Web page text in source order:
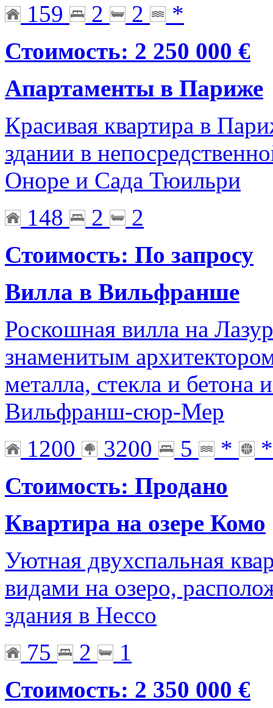
159
2 2
*
Стоимость: 2 250 000 €
Апартаменты в Париже
Красивая квартира в
здании в
Оноре и Сада Тюильри
148
2
2
Стоимость: По запросу
Вилла в Вильфранше
Роскошная вилла на
знаменитым
металла, стекла и
Вильфранш-сюр-Мер
1200
3200 5 *
*
Стоимость: Продано
Квартира на озере Комо
Уютная двухспальная
видами на озеро,
здания в Нессо
75
2
1
Стоимость: 2 350 000 €